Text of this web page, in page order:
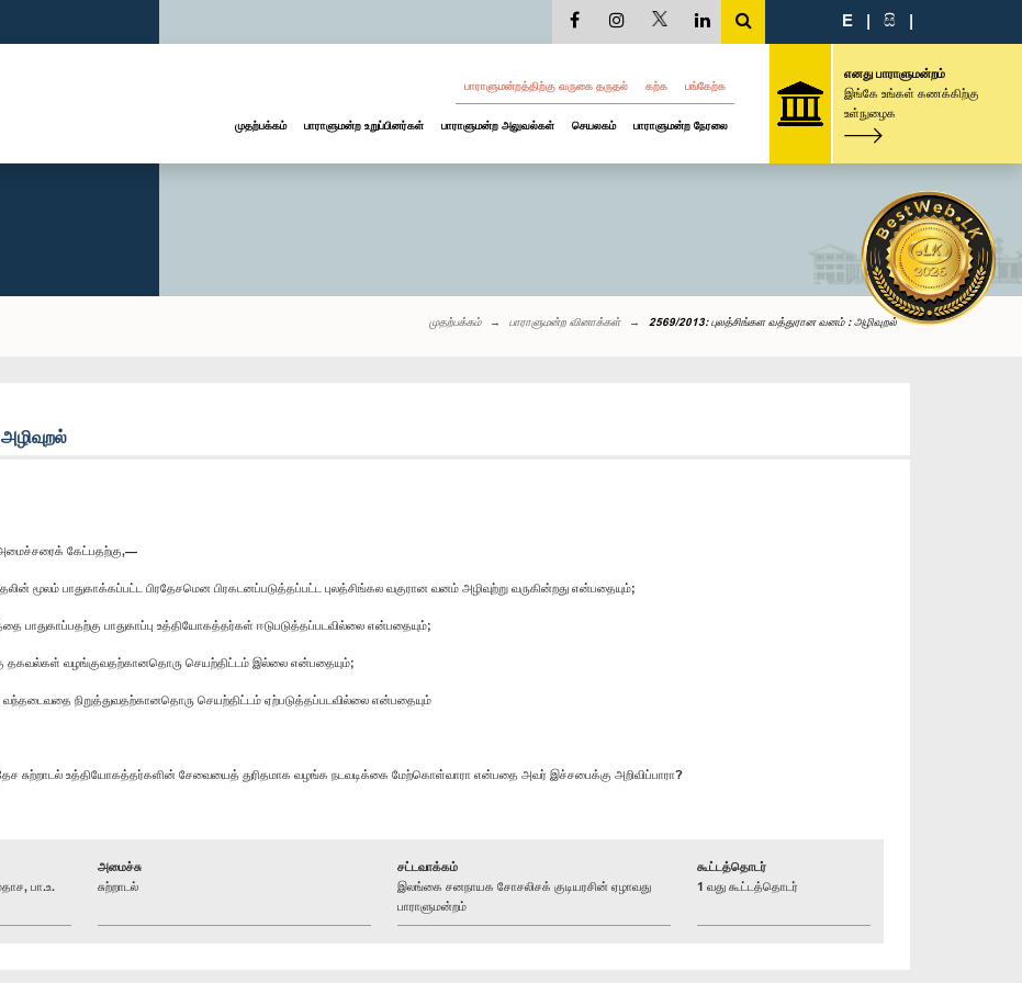
E | සි |
பாராளுமன்றத்திற்கு வருகை தருதல் கற்க பங்கேற்க
முதற்பக்கம் பாராளுமன்ற உறுப்பினர்கள் பாராளுமன்ற அலுவல்கள் செயலகம் பாராளுமன்ற நேரலை
எனது பாராளுமன்றம்
இங்கே உங்கள் கணக்கிற்கு
உள்நுழைக
முதற்பக்கம் பாராளுமன்ற வினாக்கள் 2569/2013: புலத்சிங்கள வத்துரான வனம் : அழிவுறல்
அமைச்சரைக் கேட்பதற்கு,—
பாதுகாக்கப்பட்ட பிரதேசமென பிரகடனப்படுத்தப்பட்ட புலத்சிங்கல வகுரான வனம் அழிவுற்று வருகின்றது என்பதையும்;
பாதுகாப்பு உத்தியோகத்தர்கள் ஈடுபடுத்தப்படவில்லை என்பதையும்;
வழங்குவதற்கானதொரு செயற்திட்டம் இல்லை என்பதையும்;
நிறுத்துவதற்கானதொரு செயற்திட்டம் ஏற்படுத்தப்படவில்லை என்பதையும்
சுற்றாடல் உத்தியோகத்தர்களின் சேவையைத் துரிதமாக வழங்க நடவடிக்கை மேற்கொள்வாரா என்பதை அவர் இச்சபைக்கு அறிவிப்பாரா?
பா.உ.
அமைச்சு
சுற்றாடல்
சட்டவாக்கம்
இலங்கை சனநாயக சோசலிசக் குடியரசின் ஏழாவது
பாராளுமன்றம்
கூட்டத்தொடர்
1 வது கூட்டத்தொடர்